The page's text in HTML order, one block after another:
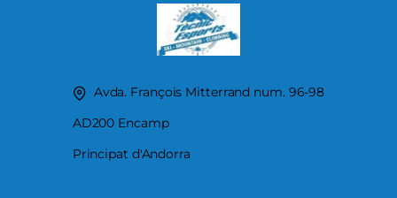
Avda. François Mitterrand num. 96-98
AD200 Encamp
Principat d'Andorra